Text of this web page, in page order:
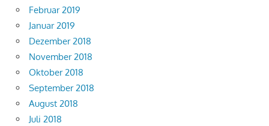
Februar 2019
Januar 2019
Dezember 2018
November 2018
Oktober 2018
September 2018
August 2018
Juli 2018